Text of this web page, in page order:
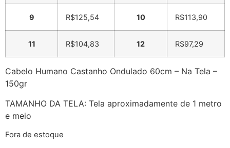
9 R$125,54 10 R$113,90
11 R$104,83 12 R$97,29
Cabelo Humano Castanho Ondulado 60cm – Na Tela –
150gr
TAMANHO DA TELA: Tela aproximadamente de 1 metro
e meio
Fora de estoque